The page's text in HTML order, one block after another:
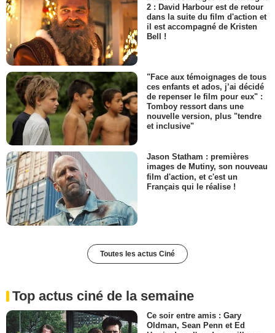
2 : David Harbour est de retour
dans la suite du film d'action et
il est accompagné de Kristen
Bell !
"Face aux témoignages de tous
ces enfants et ados, j’ai décidé
de repenser le film pour eux" :
Tomboy ressort dans une
nouvelle version, plus "tendre
et inclusive"
Jason Statham : premières
images de Mutiny, son nouveau
film d'action, et c'est un
Français qui le réalise !
Toutes les actus Ciné
Top actus ciné de la semaine
Ce soir entre amis : Gary
Oldman, Sean Penn et Ed